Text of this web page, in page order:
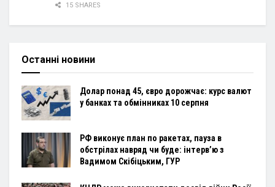
15 SHARES
Останні новини
Долар понад 45, євро дорожчає: курс валют
у банках та обмінниках 10 серпня
РФ виконує план по ракетах, пауза в
обстрілах навряд чи буде: інтервʼю з
Вадимом Скібіцьким, ГУР